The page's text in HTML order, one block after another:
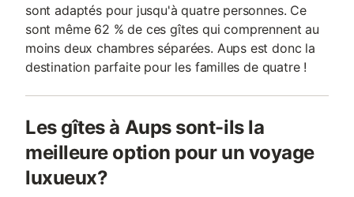
sont adaptés pour jusqu'à quatre personnes. Ce
sont même 62 % de ces gîtes qui comprennent au
moins deux chambres séparées. Aups est donc la
destination parfaite pour les familles de quatre !
Les gîtes à Aups sont-ils la
meilleure option pour un voyage
luxueux?